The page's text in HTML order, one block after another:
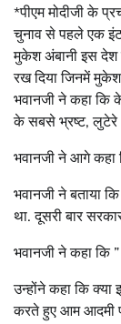
*पीएम मोदीजी के
चुनाव से पहले एक
मुकेश अंबानी इस देश
रख दिया जिनमें
भवानजी ने कहा कि
के सबसे भ्रष्ट, लुटेरे
भवानजी ने आगे कहा
भवानजी ने बताया
था. दूसरी बार
भवानजी ने कहा कि
उन्होंने कहा कि
करते हुए आम आदमी